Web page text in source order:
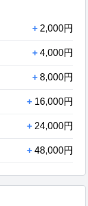
+ 2,000円
+ 4,000円
+ 8,000円
+ 16,000円
+ 24,000円
+ 48,000円